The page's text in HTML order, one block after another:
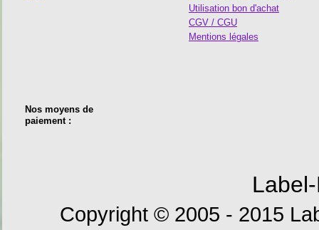
Utilisation bon d'achat
CGV / CGU
Mentions légales
Nos moyens de
paiement :
Copyright © 2005 - 2015